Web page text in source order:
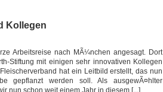
Kollegen
Arbeitsreise nach MÃ¼nchen angesagt. Dort
Stiftung mit einigen sehr innovativen Kollegen
hat ein Leitbild erstellt, das nun
gepflanzt werden soll. Als ausgewÃ¤hlter
nun schon weit einem Jahr in diesem [...]